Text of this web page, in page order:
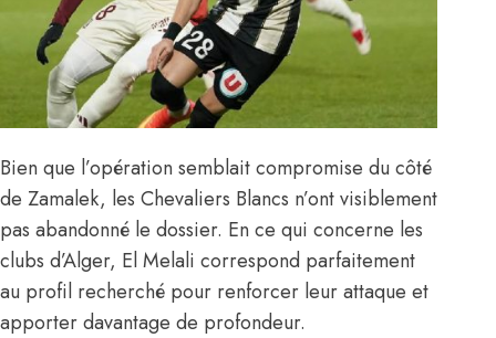
Bien que l’opération semblait compromise du côté
de Zamalek, les Chevaliers Blancs n’ont visiblement
pas abandonné le dossier. En ce qui concerne les
clubs d’Alger, El Melali correspond parfaitement
au profil recherché pour renforcer leur attaque et
apporter davantage de profondeur.